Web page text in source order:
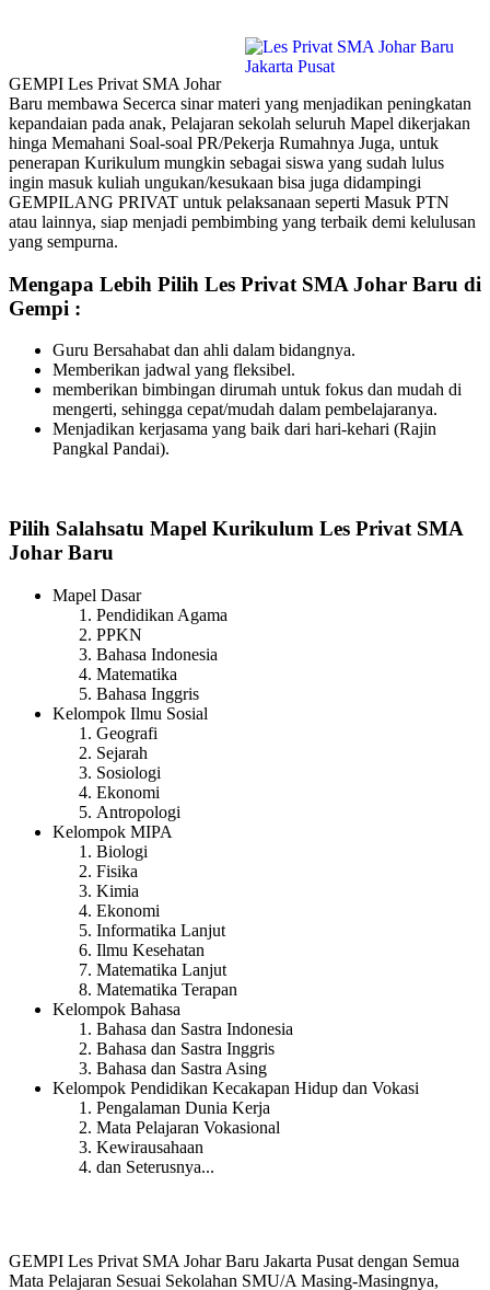
GEMPI Les Privat SMA Johar
Baru membawa Secerca sinar materi yang menjadikan peningkatan
kepandaian pada anak, Pelajaran sekolah seluruh Mapel dikerjakan
hinga Memahani Soal-soal PR/Pekerja Rumahnya Juga, untuk
penerapan Kurikulum mungkin sebagai siswa yang sudah lulus
ingin masuk kuliah ungukan/kesukaan bisa juga didampingi
GEMPILANG PRIVAT untuk pelaksanaan seperti Masuk PTN
atau lainnya, siap menjadi pembimbing yang terbaik demi kelulusan
yang sempurna.
Mengapa Lebih Pilih Les Privat SMA Johar Baru di
Gempi :
Guru Bersahabat dan ahli dalam bidangnya.
Memberikan jadwal yang fleksibel.
memberikan bimbingan dirumah untuk fokus dan mudah di
mengerti, sehingga cepat/mudah dalam pembelajaranya.
Menjadikan kerjasama yang baik dari hari-kehari (Rajin
Pangkal Pandai).
Pilih Salahsatu Mapel Kurikulum Les Privat SMA
Johar Baru
Mapel Dasar
Pendidikan Agama
PPKN
Bahasa Indonesia
Matematika
Bahasa Inggris
Kelompok Ilmu Sosial
Geografi
Sejarah
Sosiologi
Ekonomi
Antropologi
Kelompok MIPA
Biologi
Fisika
Kimia
Ekonomi
Informatika Lanjut
Ilmu Kesehatan
Matematika Lanjut
Matematika Terapan
Kelompok Bahasa
Bahasa dan Sastra Indonesia
Bahasa dan Sastra Inggris
Bahasa dan Sastra Asing
Kelompok Pendidikan Kecakapan Hidup dan Vokasi
Pengalaman Dunia Kerja
Mata Pelajaran Vokasional
Kewirausahaan
dan Seterusnya...
GEMPI Les Privat SMA Johar Baru Jakarta Pusat dengan Semua
Mata Pelajaran Sesuai Sekolahan SMU/A Masing-Masingnya,